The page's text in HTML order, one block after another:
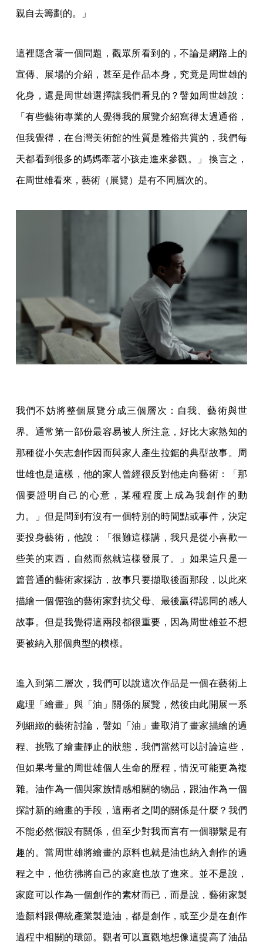
親自去籌劃的。」
這裡隱含著一個問題，觀眾所看到的，不論是網路上的
宣傳、展場的介紹，甚至是作品本身，究竟是周世雄的
化身，還是周世雄選擇讓我們看見的？譬如周世雄說：
「有些藝術專業的人覺得我的展覽介紹寫得太過通俗，
但我覺得，在台灣美術館的性質是雅俗共賞的，我們每
天都看到很多的媽媽牽著小孩走進來參觀。」 換言之，
在周世雄看來，藝術（展覽）是有不同層次的。
我們不妨將整個展覽分成三個層次：自我、藝術與世
界。通常第一部份最容易被人所注意，好比大家熟知的
那種從小矢志創作因而與家人產生拉鋸的典型故事。周
世雄也是這樣，他的家人曾經很反對他走向藝術：「那
個要證明自己的心意，某種程度上成為我創作的動
力。」但是問到有沒有一個特別的時間點或事件，決定
要投身藝術，他說：「很難這樣講，我只是從小喜歡一
些美的東西，自然而然就這樣發展了。」如果這只是一
篇普通的藝術家採訪，故事只要擷取後面那段，以此來
描繪一個倔強的藝術家對抗父母、最後贏得認同的感人
故事。但是我覺得這兩段都很重要，因為周世雄並不想
要被納入那個典型的模樣。
進入到第二層次，我們可以說這次作品是一個在藝術上
處理「繪畫」與「油」關係的展覽，然後由此開展一系
列細緻的藝術討論，譬如「油」畫取消了畫家描繪的過
程、挑戰了繪畫靜止的狀態，我們當然可以討論這些，
但如果考量的周世雄個人生命的歷程，情況可能更為複
雜。油作為一個與家族情感相關的物品，跟油作為一個
探討新的繪畫的手段，這兩者之間的關係是什麼？我們
不能必然假設有關係，但至少對我而言有一個聯繫是有
趣的。當周世雄將繪畫的原料也就是油也納入創作的過
程之中，他彷彿將自己的家庭也放了進來。並不是說，
家庭可以作為一個創作的素材而已，而是說，藝術家製
造顏料跟傳統產業製造油，都是創作，或至少是在創作
過程中相關的環節。觀者可以直觀地想像這提高了油品